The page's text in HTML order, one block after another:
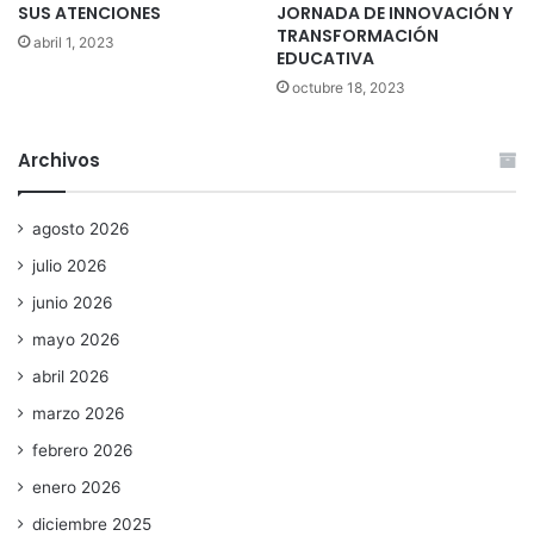
SUS ATENCIONES
abril 1, 2023
JORNADA DE INNOVACIÓN Y
TRANSFORMACIÓN
EDUCATIVA
octubre 18, 2023
Archivos
agosto 2026
julio 2026
junio 2026
mayo 2026
abril 2026
marzo 2026
febrero 2026
enero 2026
diciembre 2025